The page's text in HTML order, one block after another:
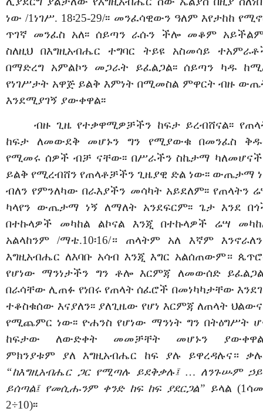
ነው /1ነገሥ. 18፡25-29/፡፡ መንፈሳዊውን ዓለም እየታከከ
ጥገኛ መንፈስ አለ፡፡ ሰይጣን ራሱን ችሎ መቆም
ስለዚህ በእግዚአብሔር ተግባር ትይዩ አስመሳይ
በማድረግ አምልኮን መጋራት ይፈልጋል፡፡ ሰይጣን ካዱ
የነገሥታት አዋጅ ይልቅ እምነት በሚመስል ምዋርት ብዙ
እንደሚያገኝ ያውቀዋል፡፡
ብዙ ጊዜ የተቃዋሚዎቻችን ከፍታ ይረብሸናል፡፡
ከፍታ ለመውደቅ መሆኑን ግን የሚያውቁ በመንፈስ
የሚመሩ ሰዎች ብቻ ናቸው፡፡ በሥራችን ስኬታማ
ይልቅ የሚረብሸን የጠላቶቻችን ጊዜያዊ ድል ነው፡፡ ውጤታማ
ብለን የምንለካው በራእያችን መሳካት አይደለም፡፡ የጠላትን
ካላየን ውጤታማ ነኝ ለማለት አንደፍርም፡፡ ጌታ እንደ
በተኩላዎች መካከል ልኮናል እንጂ በተኩላዎች ሬሣ
አልላከንም /ማቴ.10፡16/። ጠላትም አለ እኛም
እግዚአብሔር ለእባቡ አሳብ እንጂ እግር አልሰጠውም።
የሆነው ማንነታችን ግን ቶሎ እርምጃ ለመውሰድ
በራሳቸው ሊጠፉ የነበሩ የጠላት ሰፈሮች በመነካካታቸው
ተቆስቁሰው እናያለን፡፡ ያለጊዜው የሆነ እርምጃ ለጠላት
የሚጨምር ነው፡፡ ዮሐንስ የሆነው ማንነት ግን በትዕግሥት
ከፍታው ለውድቀት መመቻቸት መሆኑን
ምክንያቱም ያለ እግዚአብሔር ከፍ ያሉ ይዋረዳሉና።
“ከእግዚአብሔር ጋር የሚጣሉ ይደቅቃሉ፤ … ለንጉሡም
ይሰጣል፤ የመሲሑንም ቀንድ ከፍ ከፍ ያደርጋል” ይላል
2÷10)፡፡